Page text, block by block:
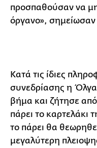
προσπαθούσαν να
όργανο», σημείωσαν
Κατά τις ίδιες
συνεδρίασης η
βήμα και ζήτησε
πάρει το καρτελάκι
το πάρει θα
μεγαλύτερη